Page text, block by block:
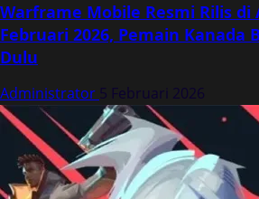
Warframe Mobile Resmi Rilis di
Februari 2026, Pemain Kanada
Dulu
Administrator 5 Februari 2026